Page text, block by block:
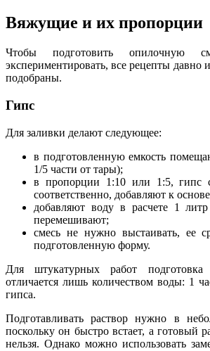
Вяжущие и их пропорции
Чтобы подготовить опилочную
экспериментировать, все рецепты давно
подобраны.
Гипс
Для заливки делают следующее:
в подготовленную емкость
1/5 части от тары);
в пропорции 1:10 или 1:5, гипс
соответственно, добавляют к
добавляют воду в расчете 1
перемешивают;
смесь не нужно выстаивать, ее
подготовленную форму.
Для штукатурных работ подготовка
отличается лишь количеством воды: 1
гипса.
Подготавливать раствор нужно в
поскольку он быстро встает, а готовый
нельзя. Однако можно использовать